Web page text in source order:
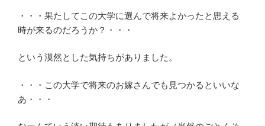
・・・果たしてこの大学に選んで将来よかったと思える
時が来るのだろうか？・・・
という漠然とした気持ちがありました。
・・・この大学で将来のお嫁さんでも見つかるといいな
あ・・・